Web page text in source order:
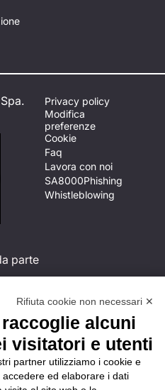
parte
è
un
Privacy policy
Modifica
preferenze
Cookie
Faq
Lavora con noi
SA8000Phishing
Whistleblowing
Rifiuta cookie non necessari ✕
alcuni
visitatori e utenti
partner utilizziamo i cookie e
ed elaborare i dati